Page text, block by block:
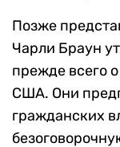
Позже
Чарли Браун
прежде всего
США. Они
гражданских